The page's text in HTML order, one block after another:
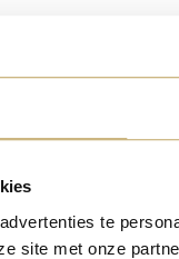
te
site met onze